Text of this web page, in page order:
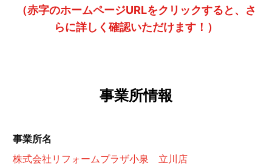
（赤字のホームページURLをクリックすると、さ
らに詳しく確認いただけます！）
事業所情報
事業所名
株式会社リフォームプラザ小泉 立川店